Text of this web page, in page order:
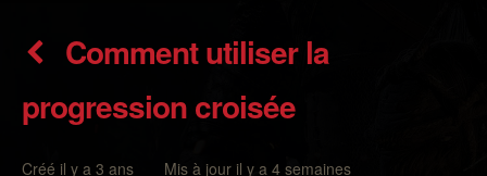
Comment utiliser la
progression croisée
Créé il y a 3 ans Mis à jour il y a 4 semaines